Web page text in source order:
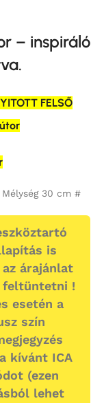
– inspiráló
FELSŐ
30 cm #
is
árajánlat
feltüntetni !
esetén a
szín
kívánt ICA
(ezen
lehet